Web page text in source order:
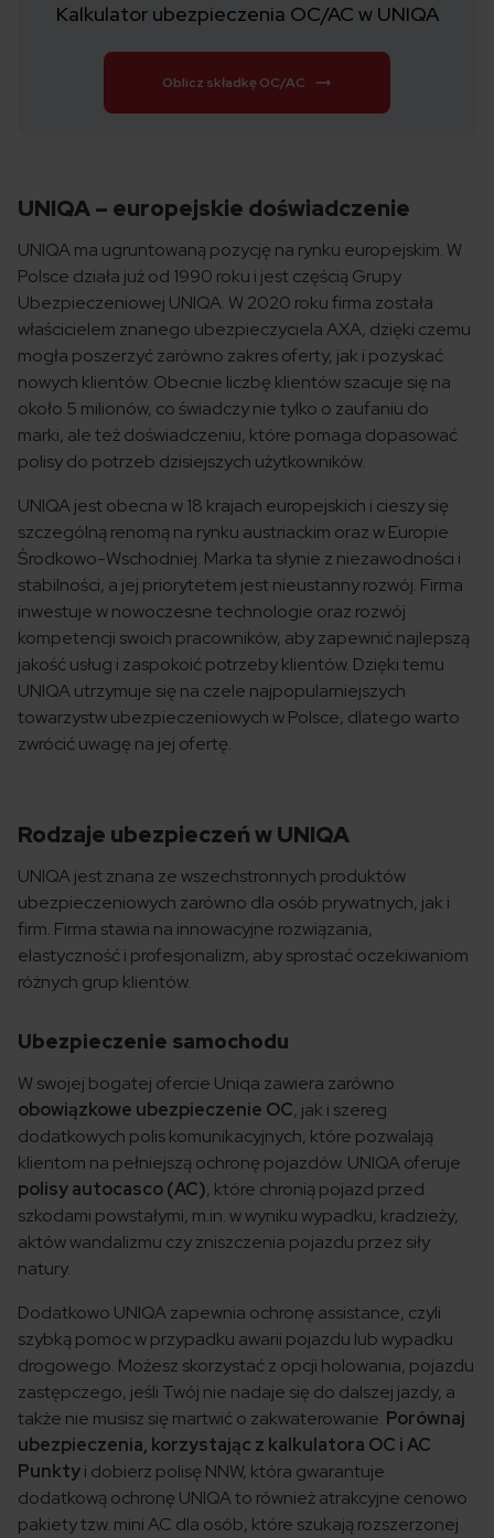
Kalkulator ubezpieczenia OC/AC w UNIQA
Oblicz składkę OC/AC
UNIQA – europejskie doświadczenie
UNIQA ma ugruntowaną pozycję na rynku europejskim. W
Polsce działa już od 1990 roku i jest częścią Grupy
Ubezpieczeniowej UNIQA. W 2020 roku firma została
właścicielem znanego ubezpieczyciela AXA, dzięki czemu
mogła poszerzyć zarówno zakres oferty, jak i pozyskać
nowych klientów. Obecnie liczbę klientów szacuje się na
około 5 milionów, co świadczy nie tylko o zaufaniu do
marki, ale też doświadczeniu, które pomaga dopasować
polisy do potrzeb dzisiejszych użytkowników.
UNIQA jest obecna w 18 krajach europejskich i cieszy się
szczególną renomą na rynku austriackim oraz w Europie
Środkowo-Wschodniej. Marka ta słynie z niezawodności i
stabilności, a jej priorytetem jest nieustanny rozwój. Firma
inwestuje w nowoczesne technologie oraz rozwój
kompetencji swoich pracowników, aby zapewnić najlepszą
jakość usług i zaspokoić potrzeby klientów. Dzięki temu
UNIQA utrzymuje się na czele najpopularniejszych
towarzystw ubezpieczeniowych w Polsce, dlatego warto
zwrócić uwagę na jej ofertę.
Rodzaje ubezpieczeń w UNIQA
UNIQA jest znana ze wszechstronnych produktów
ubezpieczeniowych zarówno dla osób prywatnych, jak i
firm. Firma stawia na innowacyjne rozwiązania,
elastyczność i profesjonalizm, aby sprostać oczekiwaniom
różnych grup klientów.
Ubezpieczenie samochodu
W swojej bogatej ofercie Uniqa zawiera zarówno
obowiązkowe ubezpieczenie OC, jak i szereg
dodatkowych polis komunikacyjnych, które pozwalają
klientom na pełniejszą ochronę pojazdów. UNIQA oferuje
polisy autocasco (AC), które chronią pojazd przed
szkodami powstałymi, m.in. w wyniku wypadku, kradzieży,
aktów wandalizmu czy zniszczenia pojazdu przez siły
natury.
Dodatkowo UNIQA zapewnia ochronę assistance, czyli
szybką pomoc w przypadku awarii pojazdu lub wypadku
drogowego. Możesz skorzystać z opcji holowania, pojazdu
zastępczego, jeśli Twój nie nadaje się do dalszej jazdy, a
także nie musisz się martwić o zakwaterowanie. Porównaj
ubezpieczenia, korzystając z kalkulatora OC i AC
Punktyi dobierz polisę NNW, która gwarantuje
dodatkową ochronę UNIQA to również atrakcyjne cenowo
pakiety tzw. mini AC dla osób, które szukają rozszerzonej